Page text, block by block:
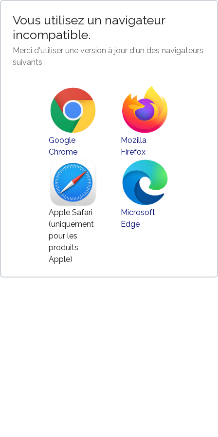
Vous utilisez un navigateur
incompatible.
Merci d'utiliser une version à jour d'un des navigateurs
suivants :
Google
Chrome
Mozilla
Firefox
Apple Safari
(uniquement
pour les
produits
Apple)
Microsoft
Edge